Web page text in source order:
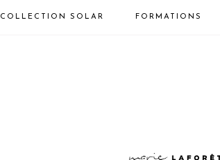
COLLECTION SOLAR FORMATIONS